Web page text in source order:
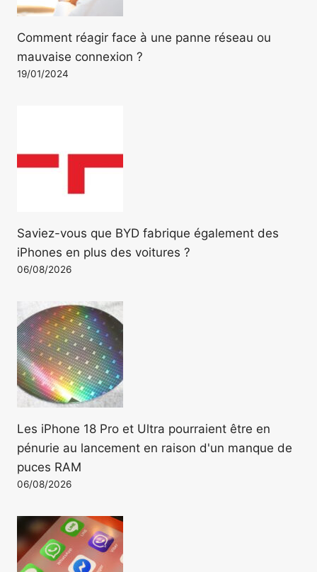
Comment réagir face à une panne réseau ou
mauvaise connexion ?
19/01/2024
Saviez-vous que BYD fabrique également des
iPhones en plus des voitures ?
06/08/2026
Les iPhone 18 Pro et Ultra pourraient être en
pénurie au lancement en raison d'un manque de
puces RAM
06/08/2026